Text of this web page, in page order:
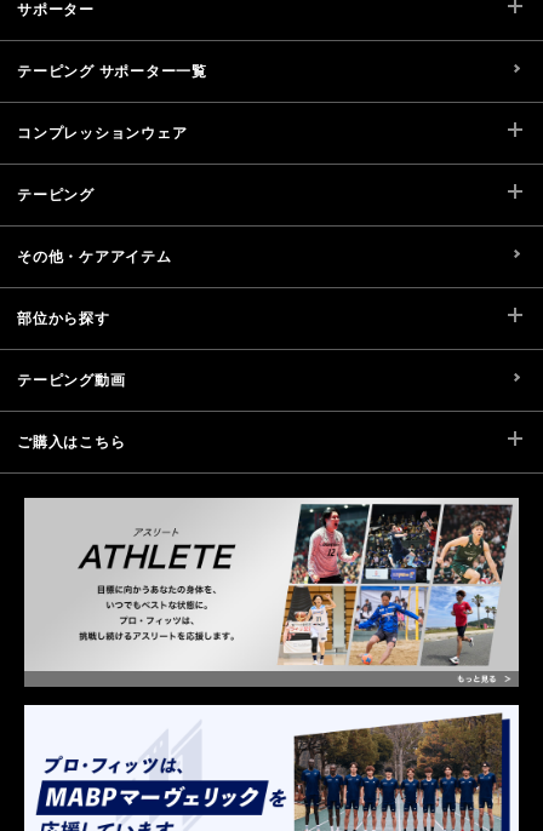
サポーター
テーピング サポーター一覧
コンプレッションウェア
テーピング
その他・ケアアイテム
部位から探す
テーピング動画
ご購入はこちら